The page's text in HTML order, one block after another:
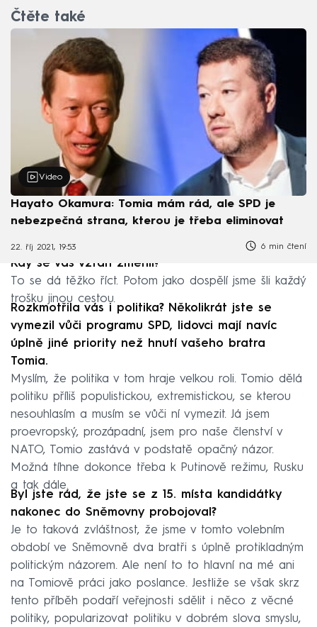
Čtěte také
Video
Hayato Okamura: Tomia mám rád, ale SPD je
nebezpečná strana, kterou je třeba eliminovat
22. říj 2021, 19:53 6 min čtení
Kdy se váš vztah změnil?
To se dá těžko říct. Potom jako dospělí jsme šli každý
trošku jinou cestou.
Rozkmotřila vás i politika? Několikrát jste se
vymezil vůči programu SPD, lidovci mají navíc
úplně jiné priority než hnutí vašeho bratra
Tomia.
Myslím, že politika v tom hraje velkou roli. Tomio dělá
politiku příliš populistickou, extremistickou, se kterou
nesouhlasím a musím se vůči ní vymezit. Já jsem
proevropský, prozápadní, jsem pro naše členství v
NATO, Tomio zastává v podstatě opačný názor.
Možná tíhne dokonce třeba k Putinově režimu, Rusku
a tak dále.
Byl jste rád, že jste se z 15. místa kandidátky
nakonec do Sněmovny probojoval?
Je to taková zvláštnost, že jsme v tomto volebním
období ve Sněmovně dva bratři s úplně protikladným
politickým názorem. Ale není to to hlavní na mé ani
na Tomiově práci jako poslance. Jestliže se však skrz
tento příběh podaří veřejnosti sdělit i něco z věcné
politiky, popularizovat politiku v dobrém slova smyslu,